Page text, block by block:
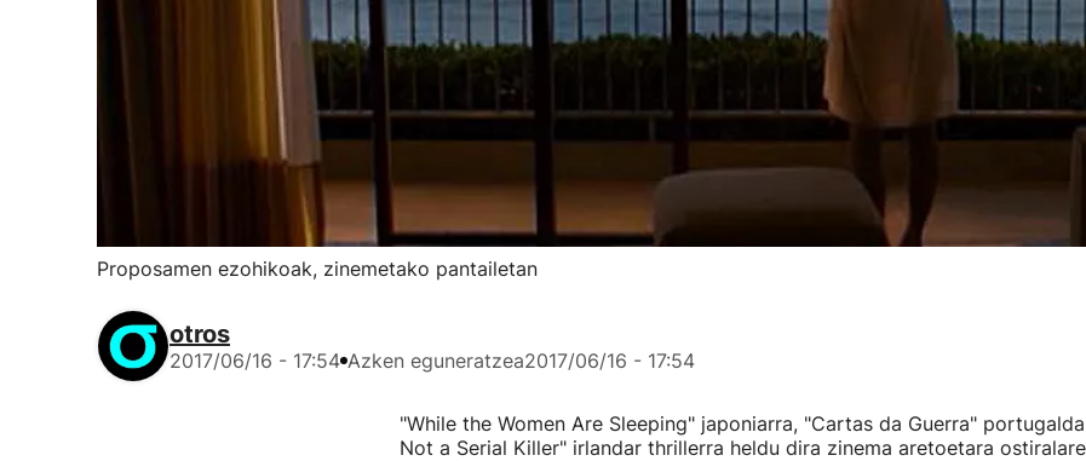
Proposamen ezohikoak, zinemetako pantailetan
otros
2017/06/16 - 17:54 Azken eguneratzea2017/06/16 - 17:54
"While the Women Are Sleeping" japoniarra, "Cartas da Guerra"
Not a Serial Killer" irlandar thrillerra heldu dira zinema aretoetara